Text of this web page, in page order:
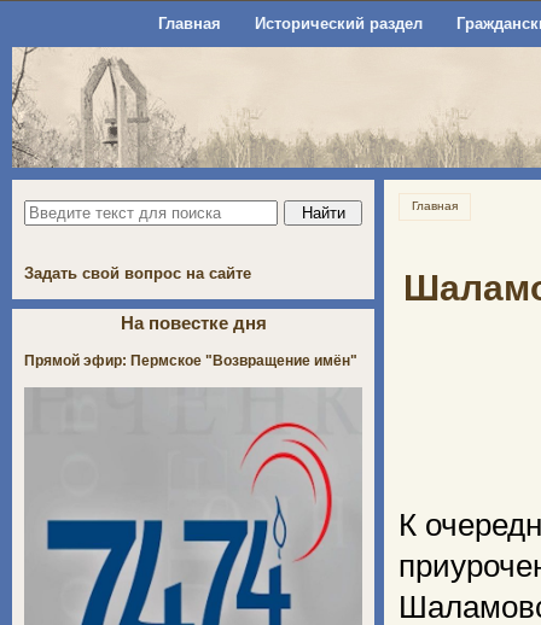
Главная Исторический раздел
Главная
К
Задать свой вопрос на сайте
На повестке дня
Прямой эфир: Пермское "Возвращение имён"